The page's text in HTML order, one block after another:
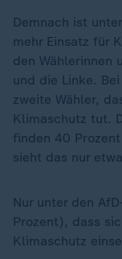
Demnach ist
mehr Einsatz für
den Wählerinnen
und die Linke.
zweite Wähler,
Klimaschutz tut.
finden 40
sieht das nur
Nur unter den
Prozent), dass
Klimaschutz